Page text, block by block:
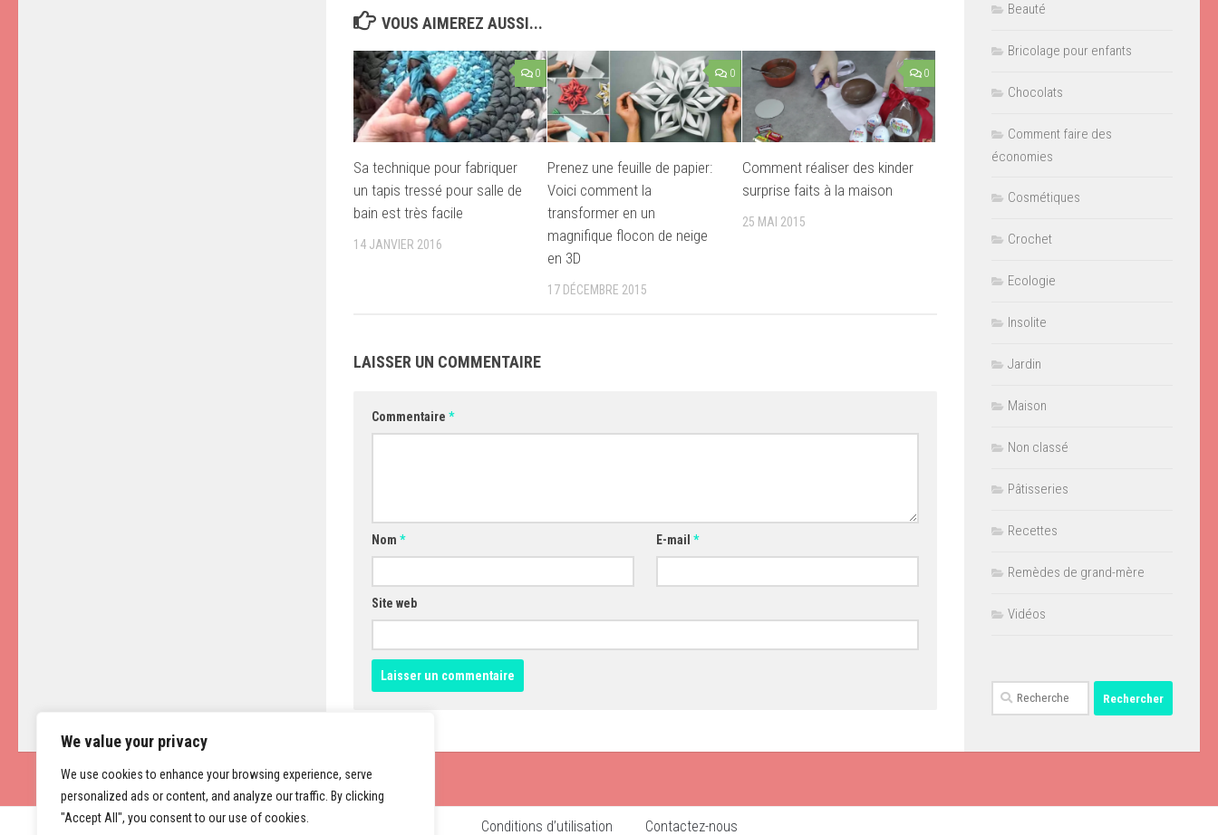
We value your privacy
We use cookies to enhance your browsing experience, serve
personalized ads or content, and analyze our traffic. By clicking
"Accept All", you consent to our use of cookies.
VOUS AIMEREZ AUSSI...
0
Sa technique pour fabriquer
un tapis tressé pour salle de
bain est très facile
14 JANVIER 2016
0
Prenez une feuille de papier:
Voici comment la
transformer en un
magnifique flocon de neige
en 3D
17 DÉCEMBRE 2015
0
Comment réaliser des kinder
surprise faits à la maison
25 MAI 2015
LAISSER UN COMMENTAIRE
Commentaire *
Nom * E-mail*
Site web
Beauté
Bricolage pour enfants
Chocolats
Comment faire des
économies
Cosmétiques
Crochet
Ecologie
Insolite
Jardin
Maison
Non classé
Pâtisseries
Recettes
Remèdes de grand-mère
Vidéos
Rechercher :
Conditions d’utilisation Contactez-nous